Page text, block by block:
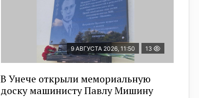
9 АВГУСТА 2026, 11:50 13
В Унече открыли мемориальную
доску машинисту Павлу Мишину